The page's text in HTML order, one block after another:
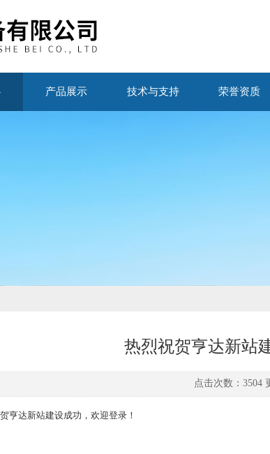
产品展示 技术与支持 荣誉资质
热烈祝贺亨达新站
点击次数：3504
亨达新站建设成功，欢迎登录！